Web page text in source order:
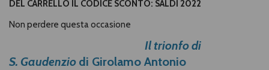
DEL CARRELLO IL CODICE SCONTO: SALDI 2022
Non perdere questa occasione
Il trionfo di
S. Gaudenzio di Girolamo Antonio